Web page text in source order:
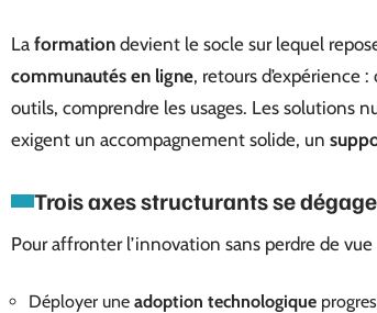
La formation devient le socle sur lequel
communautés en ligne, retours d’expérience
outils, comprendre les usages. Les solutions
exigent un accompagnement solide, un
Trois axes structurants se
Pour affronter l’innovation sans perdre de
Déployer une adoption technologique